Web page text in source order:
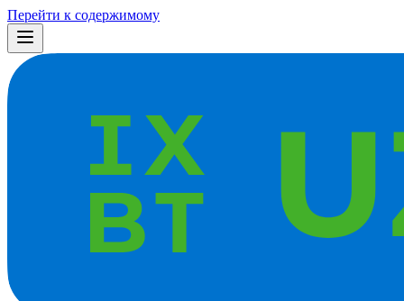
Перейти к содержимому